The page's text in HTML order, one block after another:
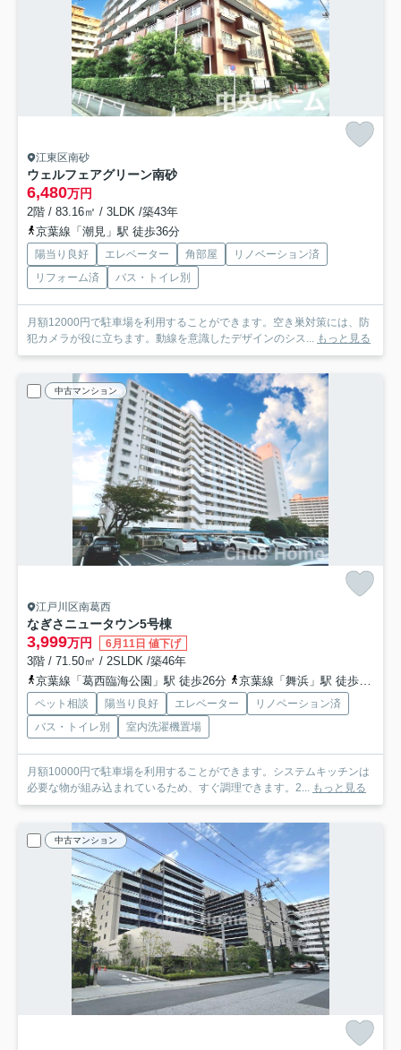
江東区南砂
ウェルフェアグリーン南砂
6,480万円
2階 / 83.16㎡ / 3LDK /築43年
京葉線「潮見」駅 徒歩36分
陽当り良好 エレベーター 角部屋
リノベーション済
リフォーム済
バス・トイレ別
月額12000円で駐車場を利用することができます。空き巣対策には、防
犯カメラが役に立ちます。動線を意識したデザインのシス... もっと見る
中古マンション
江戸川区南葛西
なぎさニュータウン5号棟
3,999万円 6月11日 値下げ
3階 / 71.50㎡ / 2SLDK /築46年
京葉線「葛西臨海公園」駅 徒歩26分
京葉線「舞浜」駅 徒歩36分
ペット相談 陽当り良好 エレベーター
リノベーション済
バス・トイレ別
室内洗濯機置場
月額10000円で駐車場を利用することができます。システムキッチンは
必要な物が組み込まれているため、すぐ調理できます。2... もっと見る
中古マンション